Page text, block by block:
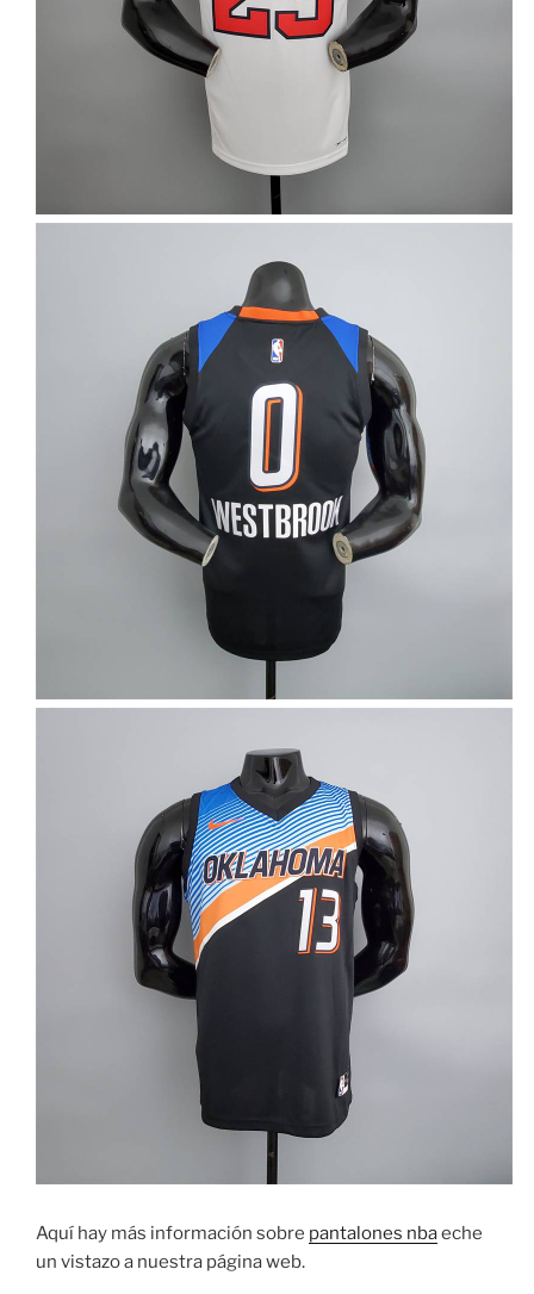
Aquí hay más información sobre pantalones nbaeche
un vistazo a nuestra página web.